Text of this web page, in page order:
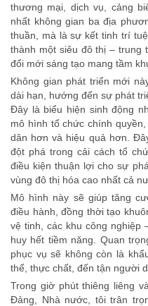
thương mại, dịch vụ, cảng
nhất không gian ba địa
thuần, mà là sự kết tinh trí
thành một siêu đô thị – trung
đổi mới sáng tạo mang tầm
Không gian phát triển mới
dài hạn, hướng đến sự phát
Đây là biểu hiện sinh động
mô hình tổ chức chính
dân hơn và hiệu quả hơn.
đột phá trong cải cách tổ
điều kiện thuận lợi cho sự
vùng đô thị hóa cao nhất cả
Mô hình này sẽ giúp tăng
điều hành, đồng thời tạo
vệ tinh, các khu công nghiệp
huy hết tiềm năng. Quan
phục vụ sẽ không còn là
thể, thực chất, đến tận người
Trong giờ phút thiêng liêng
Đảng, Nhà nước, tôi trân